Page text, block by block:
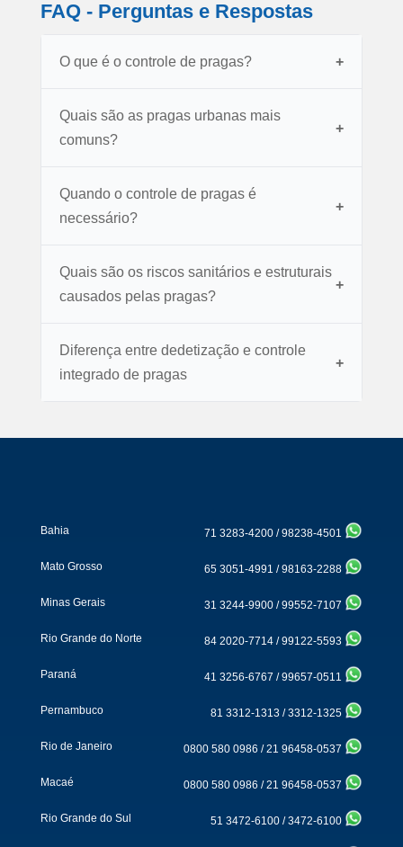
FAQ - Perguntas e Respostas
O que é o controle de pragas?
Quais são as pragas urbanas mais
comuns?
Quando o controle de pragas é
necessário?
Quais são os riscos sanitários e estruturais
causados pelas pragas?
Diferença entre dedetização e controle
integrado de pragas
Bahia 71 3283-4200 /98238-4501
Mato Grosso 65 3051-4991 /98163-2288
Minas Gerais 31 3244-9900 /99552-7107
Rio Grande do Norte 84 2020-7714 /99122-5593
Paraná 41 3256-6767 /99657-0511
Pernambuco 81 3312-1313 /3312-1325
Rio de Janeiro 0800 580 0986 /21 96458-0537
Macaé 0800 580 0986 /21 96458-0537
Rio Grande do Sul 51 3472-6100 /3472-6100